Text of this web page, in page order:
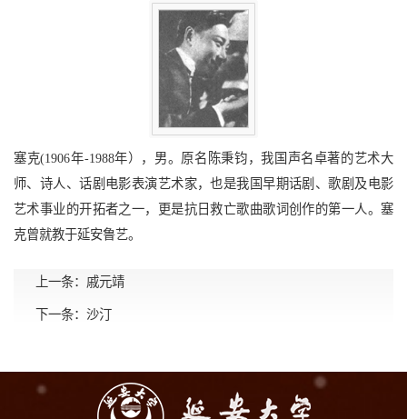
塞克(1906年-1988年），男。原名陈秉钧，我国声名卓著的艺术大
师、诗人、话剧电影表演艺术家，也是我国早期话剧、歌剧及电影
艺术事业的开拓者之一，更是抗日救亡歌曲歌词创作的第一人。塞
克曾就教于延安鲁艺。
上一条： 戚元靖
下一条： 沙汀